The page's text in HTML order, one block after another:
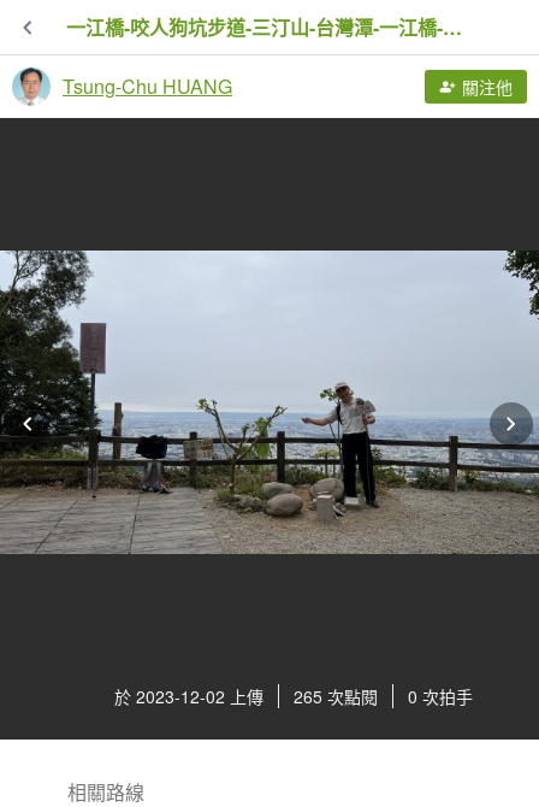
一江橋-咬人狗坑步道-三汀山-台灣潭-一江橋-新社-暗影山東北稜_20231202
Tsung-Chu HUANG 關注他
於 2023-12-02 上傳 265 次點閱 0 次拍手
相關路線